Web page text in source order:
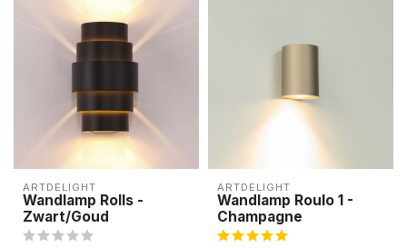
ARTDELIGHT
Wandlamp Rolls -
Zwart/Goud
ARTDELIGHT
Wandlamp Roulo 1 -
Champagne